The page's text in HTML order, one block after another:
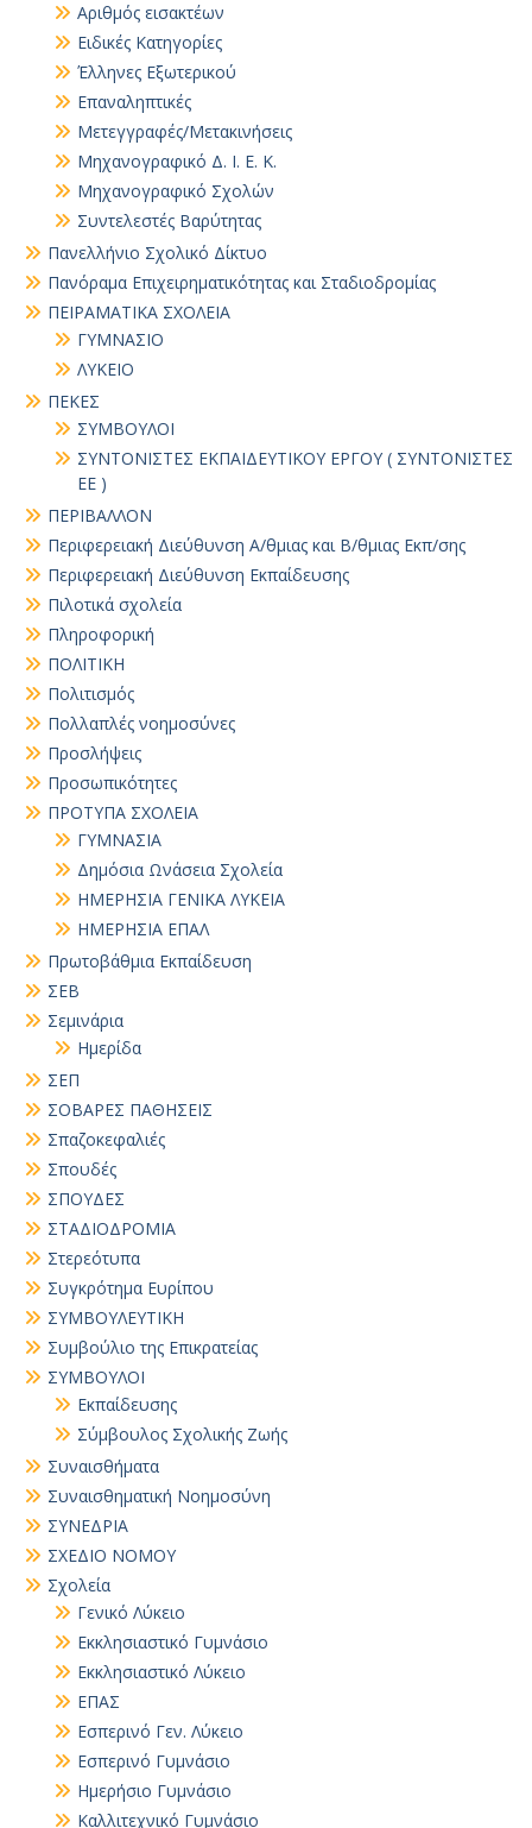
Αριθμός εισακτέων
Ειδικές Κατηγορίες
Έλληνες Εξωτερικού
Επαναληπτικές
Μετεγγραφές/Μετακινήσεις
Μηχανογραφικό Δ. Ι. Ε. Κ.
Μηχανογραφικό Σχολών
Συντελεστές Βαρύτητας
Πανελλήνιο Σχολικό Δίκτυο
Πανόραμα Επιχειρηματικότητας και Σταδιοδρομίας
ΠΕΙΡΑΜΑΤΙΚΑ ΣΧΟΛΕΙΑ
ΓΥΜΝΑΣΙΟ
ΛΥΚΕΙΟ
ΠΕΚΕΣ
ΣΥΜΒΟΥΛΟΙ
ΣΥΝΤΟΝΙΣΤΕΣ ΕΚΠΑΙΔΕΥΤΙΚΟΥ ΕΡΓΟΥ ( ΣΥΝΤΟΝΙΣΤΕΣ
ΕΕ )
ΠΕΡΙΒΑΛΛΟΝ
Περιφερειακή Διεύθυνση Α/θμιας και Β/θμιας Εκπ/σης
Περιφερειακή Διεύθυνση Εκπαίδευσης
Πιλοτικά σχολεία
Πληροφορική
ΠΟΛΙΤΙΚΗ
Πολιτισμός
Πολλαπλές νοημοσύνες
Προσλήψεις
Προσωπικότητες
ΠΡΟΤΥΠΑ ΣΧΟΛΕΙΑ
ΓΥΜΝΑΣΙΑ
Δημόσια Ωνάσεια Σχολεία
ΗΜΕΡΗΣΙΑ ΓΕΝΙΚΑ ΛΥΚΕΙΑ
ΗΜΕΡΗΣΙΑ ΕΠΑΛ
Πρωτοβάθμια Εκπαίδευση
ΣΕΒ
Σεμινάρια
Ημερίδα
ΣΕΠ
ΣΟΒΑΡΕΣ ΠΑΘΗΣΕΙΣ
Σπαζοκεφαλιές
Σπουδές
ΣΠΟΥΔΕΣ
ΣΤΑΔΙΟΔΡΟΜΙΑ
Στερεότυπα
Συγκρότημα Ευρίπου
ΣΥΜΒΟΥΛΕΥΤΙΚΗ
Συμβούλιο της Επικρατείας
ΣΥΜΒΟΥΛΟΙ
Εκπαίδευσης
Σύμβουλος Σχολικής Ζωής
Συναισθήματα
Συναισθηματική Νοημοσύνη
ΣΥΝΕΔΡΙΑ
ΣΧΕΔΙΟ ΝΟΜΟΥ
Σχολεία
Γενικό Λύκειο
Εκκλησιαστικό Γυμνάσιο
Εκκλησιαστικό Λύκειο
ΕΠΑΣ
Εσπερινό Γεν. Λύκειο
Εσπερινό Γυμνάσιο
Ημερήσιο Γυμνάσιο
Καλλιτεχνικό Γυμνάσιο